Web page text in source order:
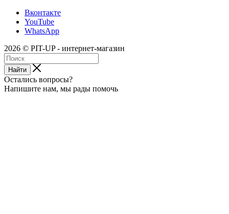
Вконтакте
YouTube
WhatsApp
2026 © PIT-UP - интернет-магазин
Найти
Остались вопросы?
Напишите нам, мы рады помочь